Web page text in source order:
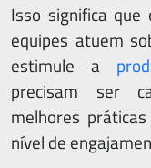
Isso significa
equipes atuem
estimule a
precisam ser
melhores
nível de